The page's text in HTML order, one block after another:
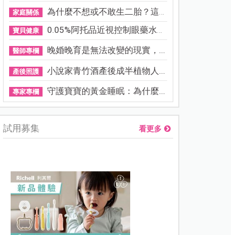
家庭關係 為什麼不想或不敢生二胎？這8...
寶貝健康 0.05%阿托品近視控制眼藥水納...
醫師專欄 晚婚晚育是無法改變的現實，...
產後照護 小說家青竹酒產後成半植物人...
專家專欄 守護寶寶的黃金睡眠：為什麼...
試用募集 看更多